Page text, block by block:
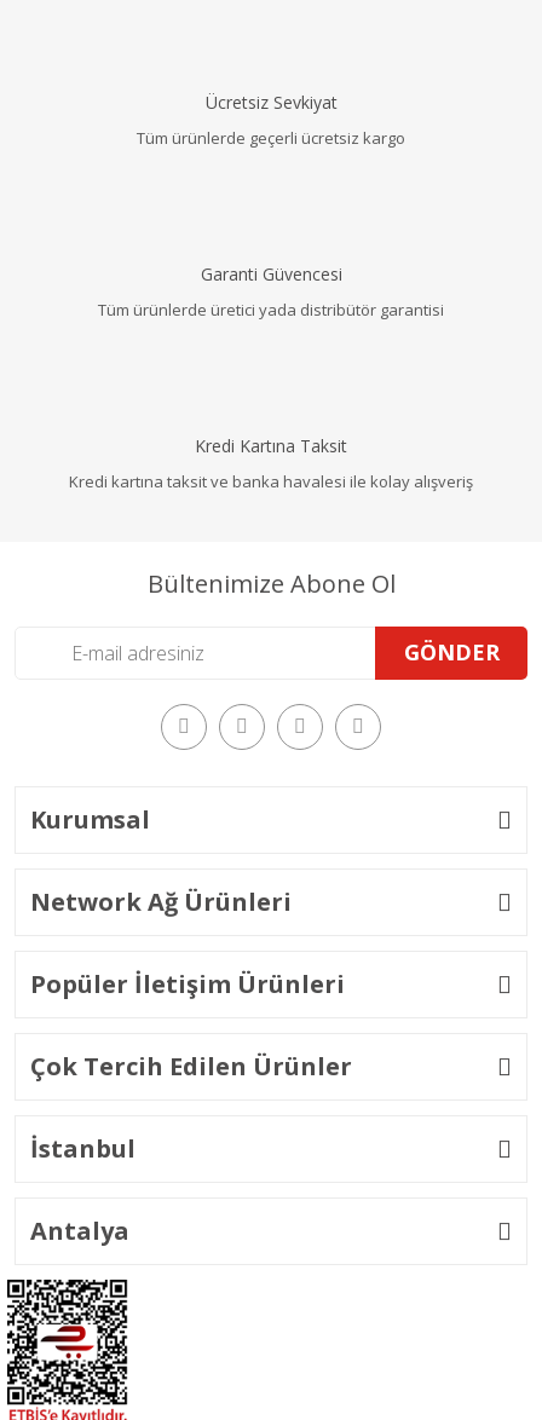
Ücretsiz Sevkiyat
Tüm ürünlerde geçerli ücretsiz kargo
Garanti Güvencesi
Tüm ürünlerde üretici yada distribütör garantisi
Kredi Kartına Taksit
Kredi kartına taksit ve banka havalesi ile kolay alışveriş
Bültenimize Abone Ol
GÖNDER
Kurumsal
Network Ağ Ürünleri
Popüler İletişim Ürünleri
Çok Tercih Edilen Ürünler
İstanbul
Antalya